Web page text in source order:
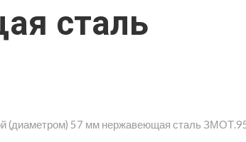
сталь
(диаметром) 57 мм нержавеющая сталь